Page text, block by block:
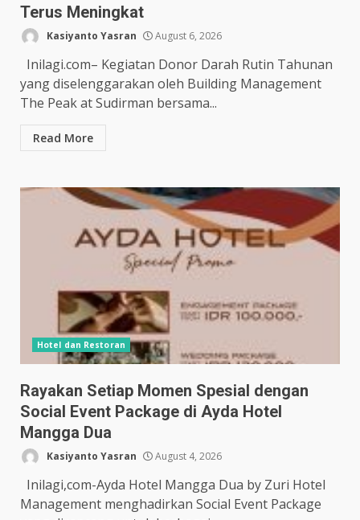
Terus Meningkat
Kasiyanto Yasran August 6, 2026
Inilagi.com– Kegiatan Donor Darah Rutin Tahunan
yang diselenggarakan oleh Building Management
The Peak at Sudirman bersama...
Read More
Hotel dan Restoran
Rayakan Setiap Momen Spesial dengan
Social Event Package di Ayda Hotel
Mangga Dua
Kasiyanto Yasran August 4, 2026
Inilagi,com-Ayda Hotel Mangga Dua by Zuri Hotel
Management menghadirkan Social Event Package